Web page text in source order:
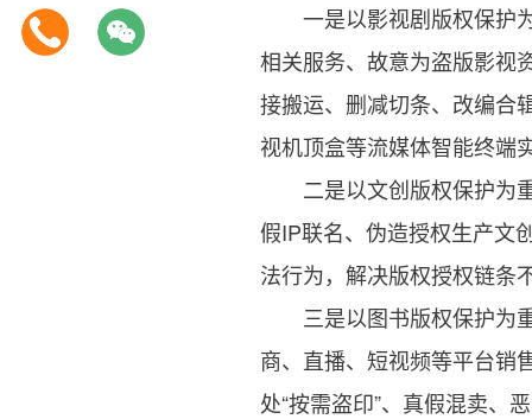
一是以影视剧版权保护为
相关服务、故意为盗版影视
接搬运、删减切条、改编合
视机顶盒等流媒体智能终端
二是以文创版权保护为重
假IP联名、伪造授权生产文
法行为，解决版权授权链条
三是以图书版权保护为重
商、直播、短视频等平台销
处“按需盗印”、真假混卖、